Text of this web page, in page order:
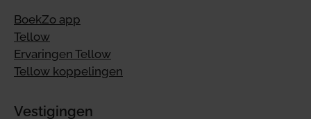
BoekZo app
Tellow
Ervaringen Tellow
Tellow koppelingen
Vestigingen